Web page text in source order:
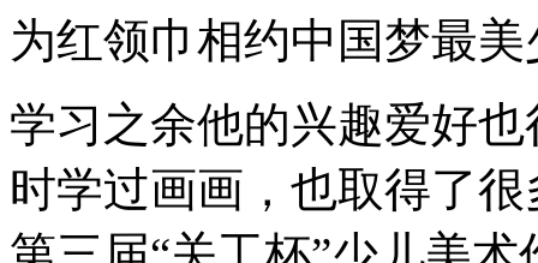
为红领巾相约中国梦最
学习之余他的兴趣爱好
时学过画画，也取得了